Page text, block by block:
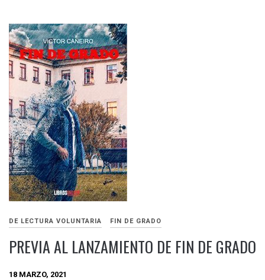
DE LECTURA VOLUNTARIA FIN DE GRADO
PREVIA AL LANZAMIENTO DE FIN DE GRADO
18 MARZO, 2021